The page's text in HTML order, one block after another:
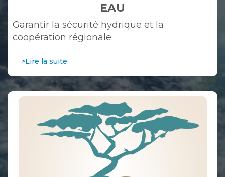
EAU
Garantir la sécurité hydrique et la
coopération régionale
>Lire la suite